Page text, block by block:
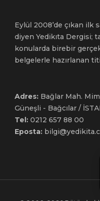
Eylül 2008’de çıkan ilk
diyen Yedikıta Dergisi;
konularda birebir
belgelerle hazırlanan
Adres: Bağlar Mah.
Güneşli - Bağcılar /
Tel: 0212 657 88 00
Eposta: